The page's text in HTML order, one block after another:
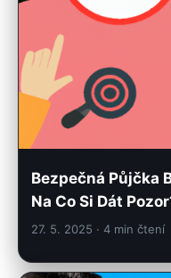
Bezpečná Půjčka
Na Co Si Dát
27. 5. 2025 · 4 min čtení